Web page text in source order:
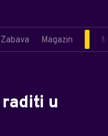
Zabava Magazin
raditi u